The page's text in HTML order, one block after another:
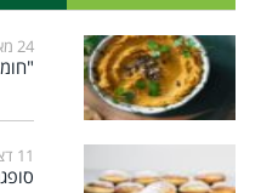
24 מאי, 2026
11 דצמבר, 2025